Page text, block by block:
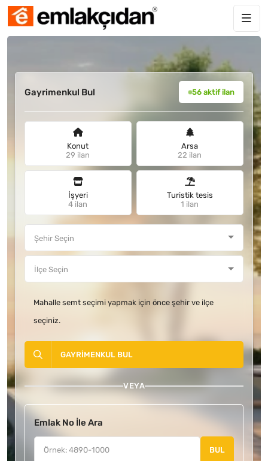
Gayrimenkul Bul 56 aktif ilan
Konut
29 ilan
Arsa
22 ilan
İşyeri
4 ilan
Turistik tesis
1 ilan
Mahalle semt seçimi yapmak için önce şehir ve ilçe
seçiniz.
GAYRIMENKUL BUL
VEYA
Emlak No İle Ara
BUL